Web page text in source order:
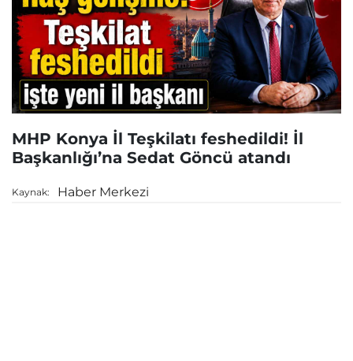
MHP Konya İl Teşkilatı feshedildi! İl
Başkanlığı’na Sedat Göncü atandı
Kaynak: Haber Merkezi